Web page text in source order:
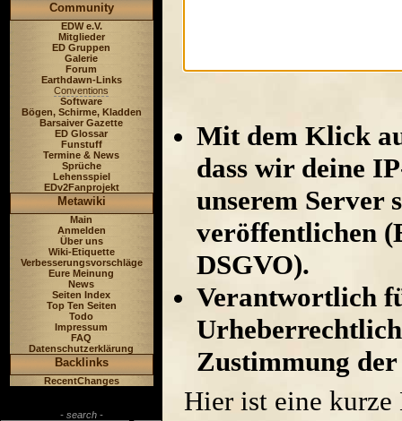
Community
EDW e.V.
Mitglieder
ED Gruppen
Galerie
Forum
Earthdawn-Links
Conventions
Software
Bögen, Schirme, Kladden
Barsaiver Gazette
ED Glossar
Funstuff
Termine & News
Sprüche
Lehensspiel
EDv2Fanprojekt
Metawiki
Main
Anmelden
Über uns
Wiki-Etiquette
Verbesserungsvorschläge
Eure Meinung
News
Seiten Index
Top Ten Seiten
Todo
Impressum
FAQ
Datenschutzerklärung
Backlinks
RecentChanges
- search -
Mit dem Klick
dass wir deine
unserem Server
veröffentlichen
DSGVO).
Verantwortlich
Zustimmung
Hier ist eine